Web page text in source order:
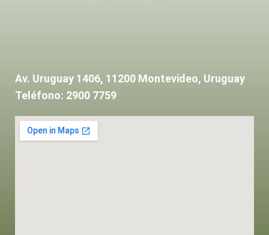
Av. Uruguay 1406, 11200 Montevideo, Uruguay
Teléfono: 2900 7759